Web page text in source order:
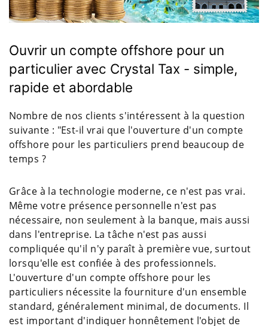
Ouvrir un compte offshore pour un
particulier avec Crystal Tax - simple,
rapide et abordable
Nombre de nos clients s'intéressent à la question
suivante : "Est-il vrai que l'ouverture d'un compte
offshore pour les particuliers prend beaucoup de
temps ?
Grâce à la technologie moderne, ce n'est pas vrai.
Même votre présence personnelle n'est pas
nécessaire, non seulement à la banque, mais aussi
dans l'entreprise. La tâche n'est pas aussi
compliquée qu'il n'y paraît à première vue, surtout
lorsqu'elle est confiée à des professionnels.
L'ouverture d'un compte offshore pour les
particuliers nécessite la fourniture d'un ensemble
standard, généralement minimal, de documents. Il
est important d'indiquer honnêtement l'objet de